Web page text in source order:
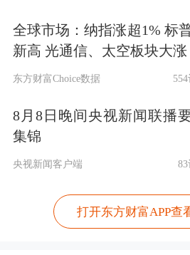
数据显示，全A平
2.23%，回吐了昨日阳
而主要板块的表现，
呈现的格局，即：
科技股继续调整，低位
持续获资金关注。
全球市场：纳指涨超1% 标
新高 光通信、太空板块大涨
东方财富Choice数据
8月8日晚间央视新闻联播
集锦
央视新闻客户端
打开东方财富APP查